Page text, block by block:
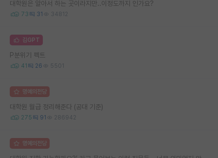
대학원은 알아서 하는 곳이라지만..이정도까지 인가요?
73 31 34812
김GPT
P분위기 펙트
41 26 5501
명예의전당
대학원 월급 정리해준다 (공대 기준)
275 91 286942
명예의전당